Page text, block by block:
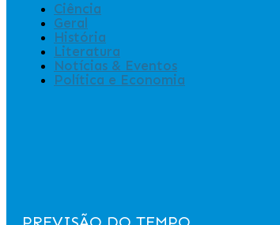
Ciência
Geral
História
Literatura
Notícias & Eventos
Política e Economia